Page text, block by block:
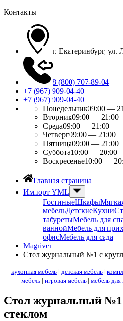
Контакты
г. Екатеринбург, ул.
8 (800) 707-89-04
+7 (967) 909-04-40
+7 (967) 909-04-40
Понедельник09:00 —
Вторник09:00 — 21:00
Среда09:00 — 21:00
Четверг09:00 — 21:00
Пятница09:00 — 21:00
Суббота10:00 — 20:00
Воскресенье10:00 —
Главная страница
Импорт YML
ГостиныеШкафы
мебельДетскиеКухни
табуретыМебель для
ваннойМебель для
офисМебель для сада
Magriver
Стол журнальный №1 с
кухонная мебель | детская мебель |
мебель| игровая мебель| мебель для
Стол журнальный
стеклом